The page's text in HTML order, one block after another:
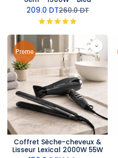
209.0 DT260.0DT
Promo
Coffret Sèche-cheveux &
Lisseur Lexical 2000W 55W